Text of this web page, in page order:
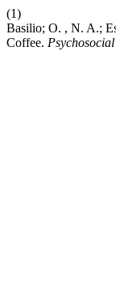
(1)
Basilio; O. , N. A.;
Coffee.